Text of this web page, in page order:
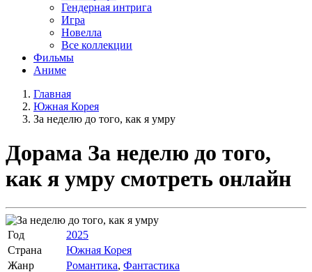
Гендерная интрига
Игра
Новелла
Все коллекции
Фильмы
Аниме
Главная
Южная Корея
За неделю до того, как я умру
Дорама За неделю до того,
как я умру смотреть онлайн
Год
2025
Страна
Южная Корея
Жанр
Романтика, Фантастика